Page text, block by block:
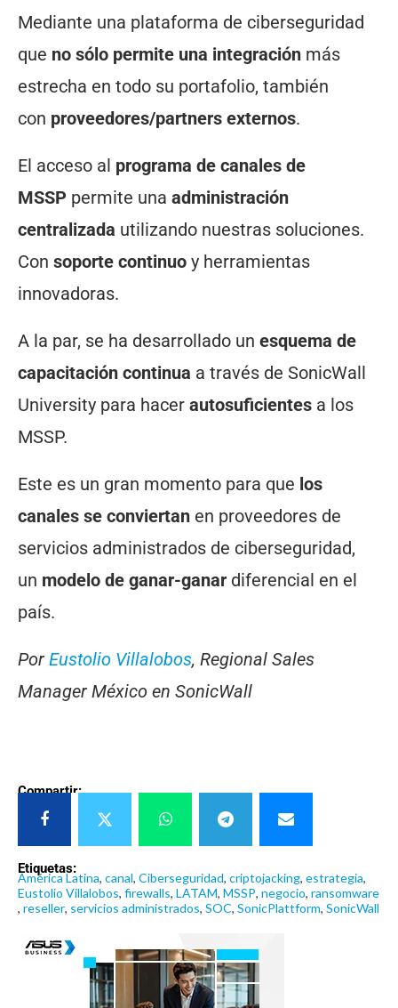
Mediante una plataforma de ciberseguridad
que no sólo permite una integración más
estrecha en todo su portafolio, también
con proveedores/partners externos.
El acceso al programa de canales de
MSSP permite una administración
centralizada utilizando nuestras soluciones.
Con soporte continuo y herramientas
innovadoras.
A la par, se ha desarrollado un esquema de
capacitación continua a través de SonicWall
University para hacer autosuficientes a los
MSSP.
Este es un gran momento para que los
canales se conviertan en proveedores de
servicios administrados de ciberseguridad,
un modelo de ganar-ganar diferencial en el
país.
Por Eustolio Villalobos, Regional Sales
Manager México en SonicWall
Compartir:
Etiquetas:
América Latina, canal, Ciberseguridad, criptojacking, estrategia,
Eustolio Villalobos, firewalls, LATAM, MSSP, negocio, ransomware
, reseller, servicios administrados, SOC, SonicPlattform, SonicWall